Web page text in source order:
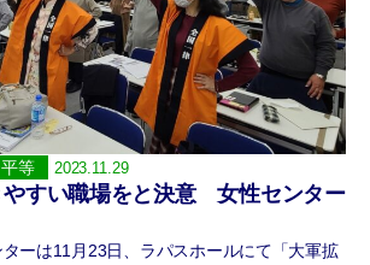
等 2023.11.29
やすい職場をと決意 女性センター
ーは11月23日、ラパスホールにて「大軍拡